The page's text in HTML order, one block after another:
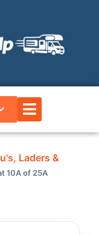
Laders &
10A of 25A